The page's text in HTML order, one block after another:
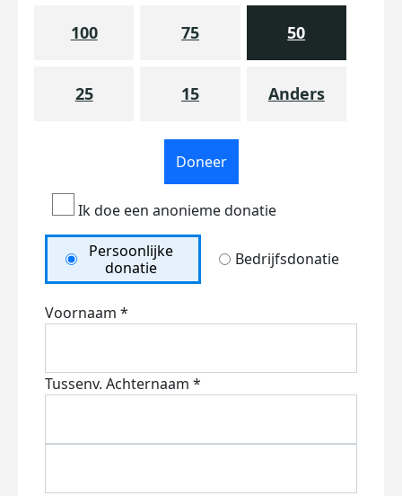
100 75 50
25 15 Anders
Doneer
Ik doe een anonieme donatie
Persoonlijke
donatie
Bedrijfsdonatie
Voornaam *
Tussenv. Achternaam *